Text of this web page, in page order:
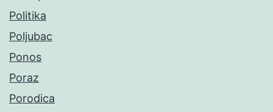
Politika
Poljubac
Ponos
Poraz
Porodica